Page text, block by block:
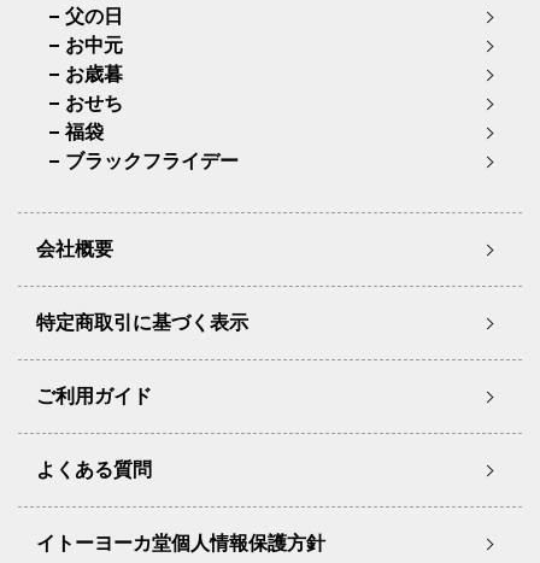
父の日
お中元
お歳暮
おせち
福袋
ブラックフライデー
会社概要
特定商取引に基づく表示
ご利用ガイド
よくある質問
イトーヨーカ堂個人情報保護方針